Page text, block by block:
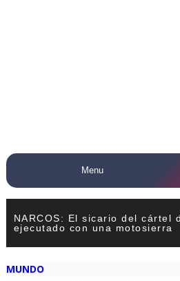
NARCOS: El sicario del cártel
ejecutado con una motosierra
MUNDO